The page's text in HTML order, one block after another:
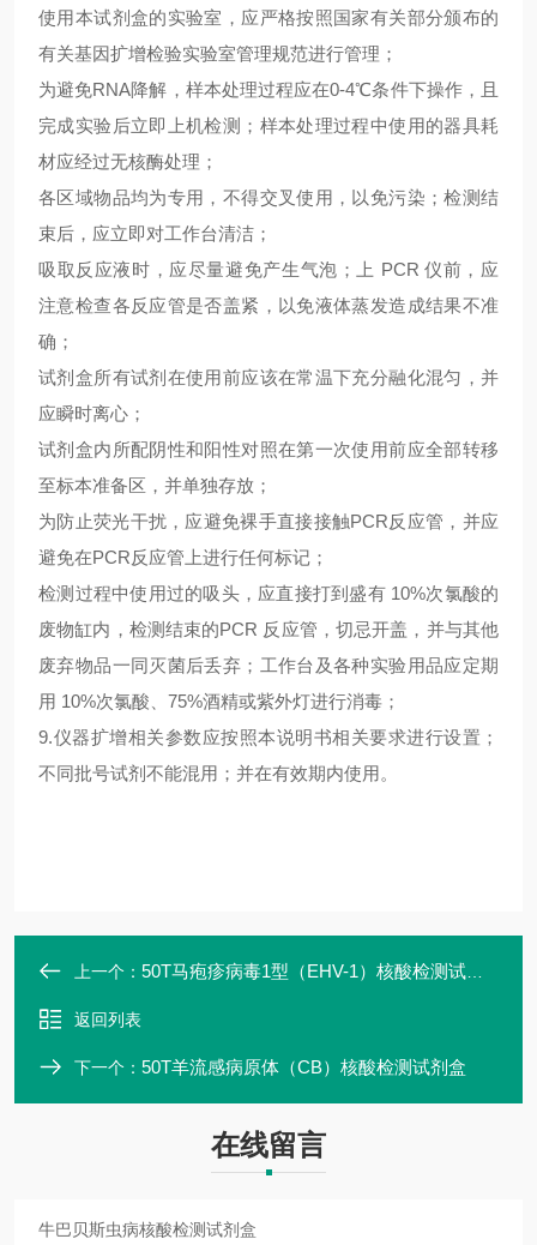
使用本试剂盒的实验室，应严格按照国家有关部分颁布的
有关基因扩增检验实验室管理规范进行管理；
为避免RNA降解，样本处理过程应在0-4℃条件下操作，且
完成实验后立即上机检测；样本处理过程中使用的器具耗
材应经过无核酶处理；
各区域物品均为专用，不得交叉使用，以免污染；检测结
束后，应立即对工作台清洁；
吸取反应液时，应尽量避免产生气泡；上 PCR 仪前，应
注意检查各反应管是否盖紧，以免液体蒸发造成结果不准
确；
试剂盒所有试剂在使用前应该在常温下充分融化混匀，并
应瞬时离心；
试剂盒内所配阴性和阳性对照在第一次使用前应全部转移
至标本准备区，并单独存放；
为防止荧光干扰，应避免裸手直接接触PCR反应管，并应
避免在PCR反应管上进行任何标记；
检测过程中使用过的吸头，应直接打到盛有10%次氯酸的
废物缸内，检测结束的PCR 反应管，切忌开盖，并与其他
废弃物品一同灭菌后丢弃；工作台及各种实验用品应定期
用 10%次氯酸、75%酒精或紫外灯进行消毒；
9.仪器扩增相关参数应按照本说明书相关要求进行设置；
不同批号试剂不能混用；并在有效期内使用。
上一个： 50T马疱疹病毒1型（EHV-1）核酸检测试剂盒
返回列表
下一个： 50T羊流感病原体（CB）核酸检测试剂盒
在线留言